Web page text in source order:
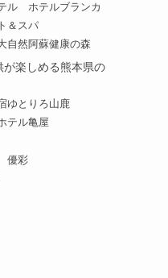
ル ホテルブランカ
＆スパ
自然阿蘇健康の森
が楽しめる熊本県の
ゆとりろ山鹿
テル亀屋
優彩